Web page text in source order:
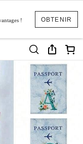
OBTENIR
!